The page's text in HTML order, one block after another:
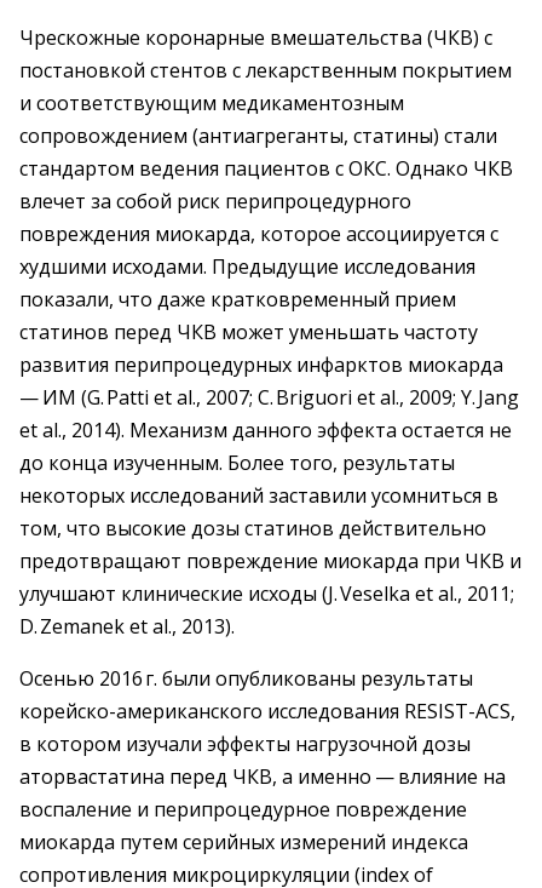
Чрескожные коронарные вмешательства (ЧКВ) с
постановкой стентов с лекарственным покрытием
и соответствующим медикаментозным
сопровождением (антиагреганты, статины) стали
стандартом ведения пациентов с ОКС. Однако ЧКВ
влечет за собой риск перипроцедурного
повреждения миокарда, которое ассоциируется с
худшими исходами. Предыдущие исследования
показали, что даже кратковременный прием
статинов перед ЧКВ может уменьшать частоту
развития перипроцедурных инфарктов миокарда
— ИМ (G. Patti et al., 2007; C. Briguori et al., 2009; Y. Jang
et al., 2014). Механизм данного эффекта остается не
до конца изученным. Более того, результаты
некоторых исследований заставили усомниться в
том, что высокие дозы статинов действительно
предотвращают повреждение миокарда при ЧКВ и
улучшают клинические исходы (J. Veselka et al., 2011;
D. Zemanek et al., 2013).
Осенью 2016 г. были опубликованы результаты
корейско-американского исследования RESIST-ACS,
в котором изучали эффекты нагрузочной дозы
аторвастатина перед ЧКВ, а именно — влияние на
воспаление и перипроцедурное повреждение
миокарда путем серийных измерений индекса
сопротивления микроциркуляции (index of